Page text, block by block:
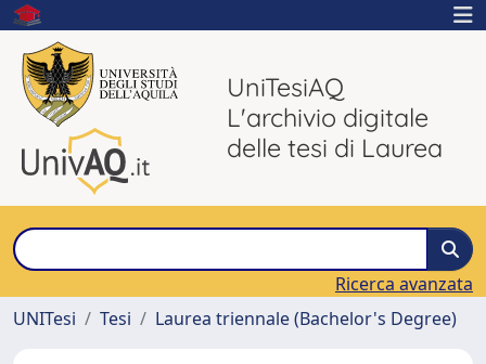
UniTesiAQ
L'archivio digitale
delle tesi di Laurea
Ricerca avanzata
UNITesi
Tesi Laurea triennale (Bachelor's Degree)